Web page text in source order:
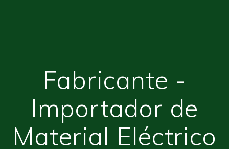
Fabricante -
Importador de
Material Eléctrico